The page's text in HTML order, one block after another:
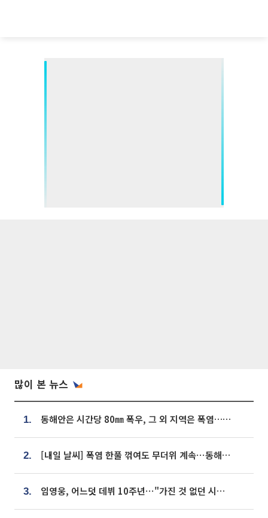
많이 본 뉴스
1. 동해안은 시간당 80㎜ 폭우, 그 외 지역은 폭염…‘극과 극 날씨’
2. [내일 날씨] 폭염 한풀 꺾여도 무더위 계속⋯동해안 이틀 연속 비
3. 임영웅, 어느덧 데뷔 10주년⋯"가진 것 없던 시절, 내 앞엔 20명의 팬뿐"